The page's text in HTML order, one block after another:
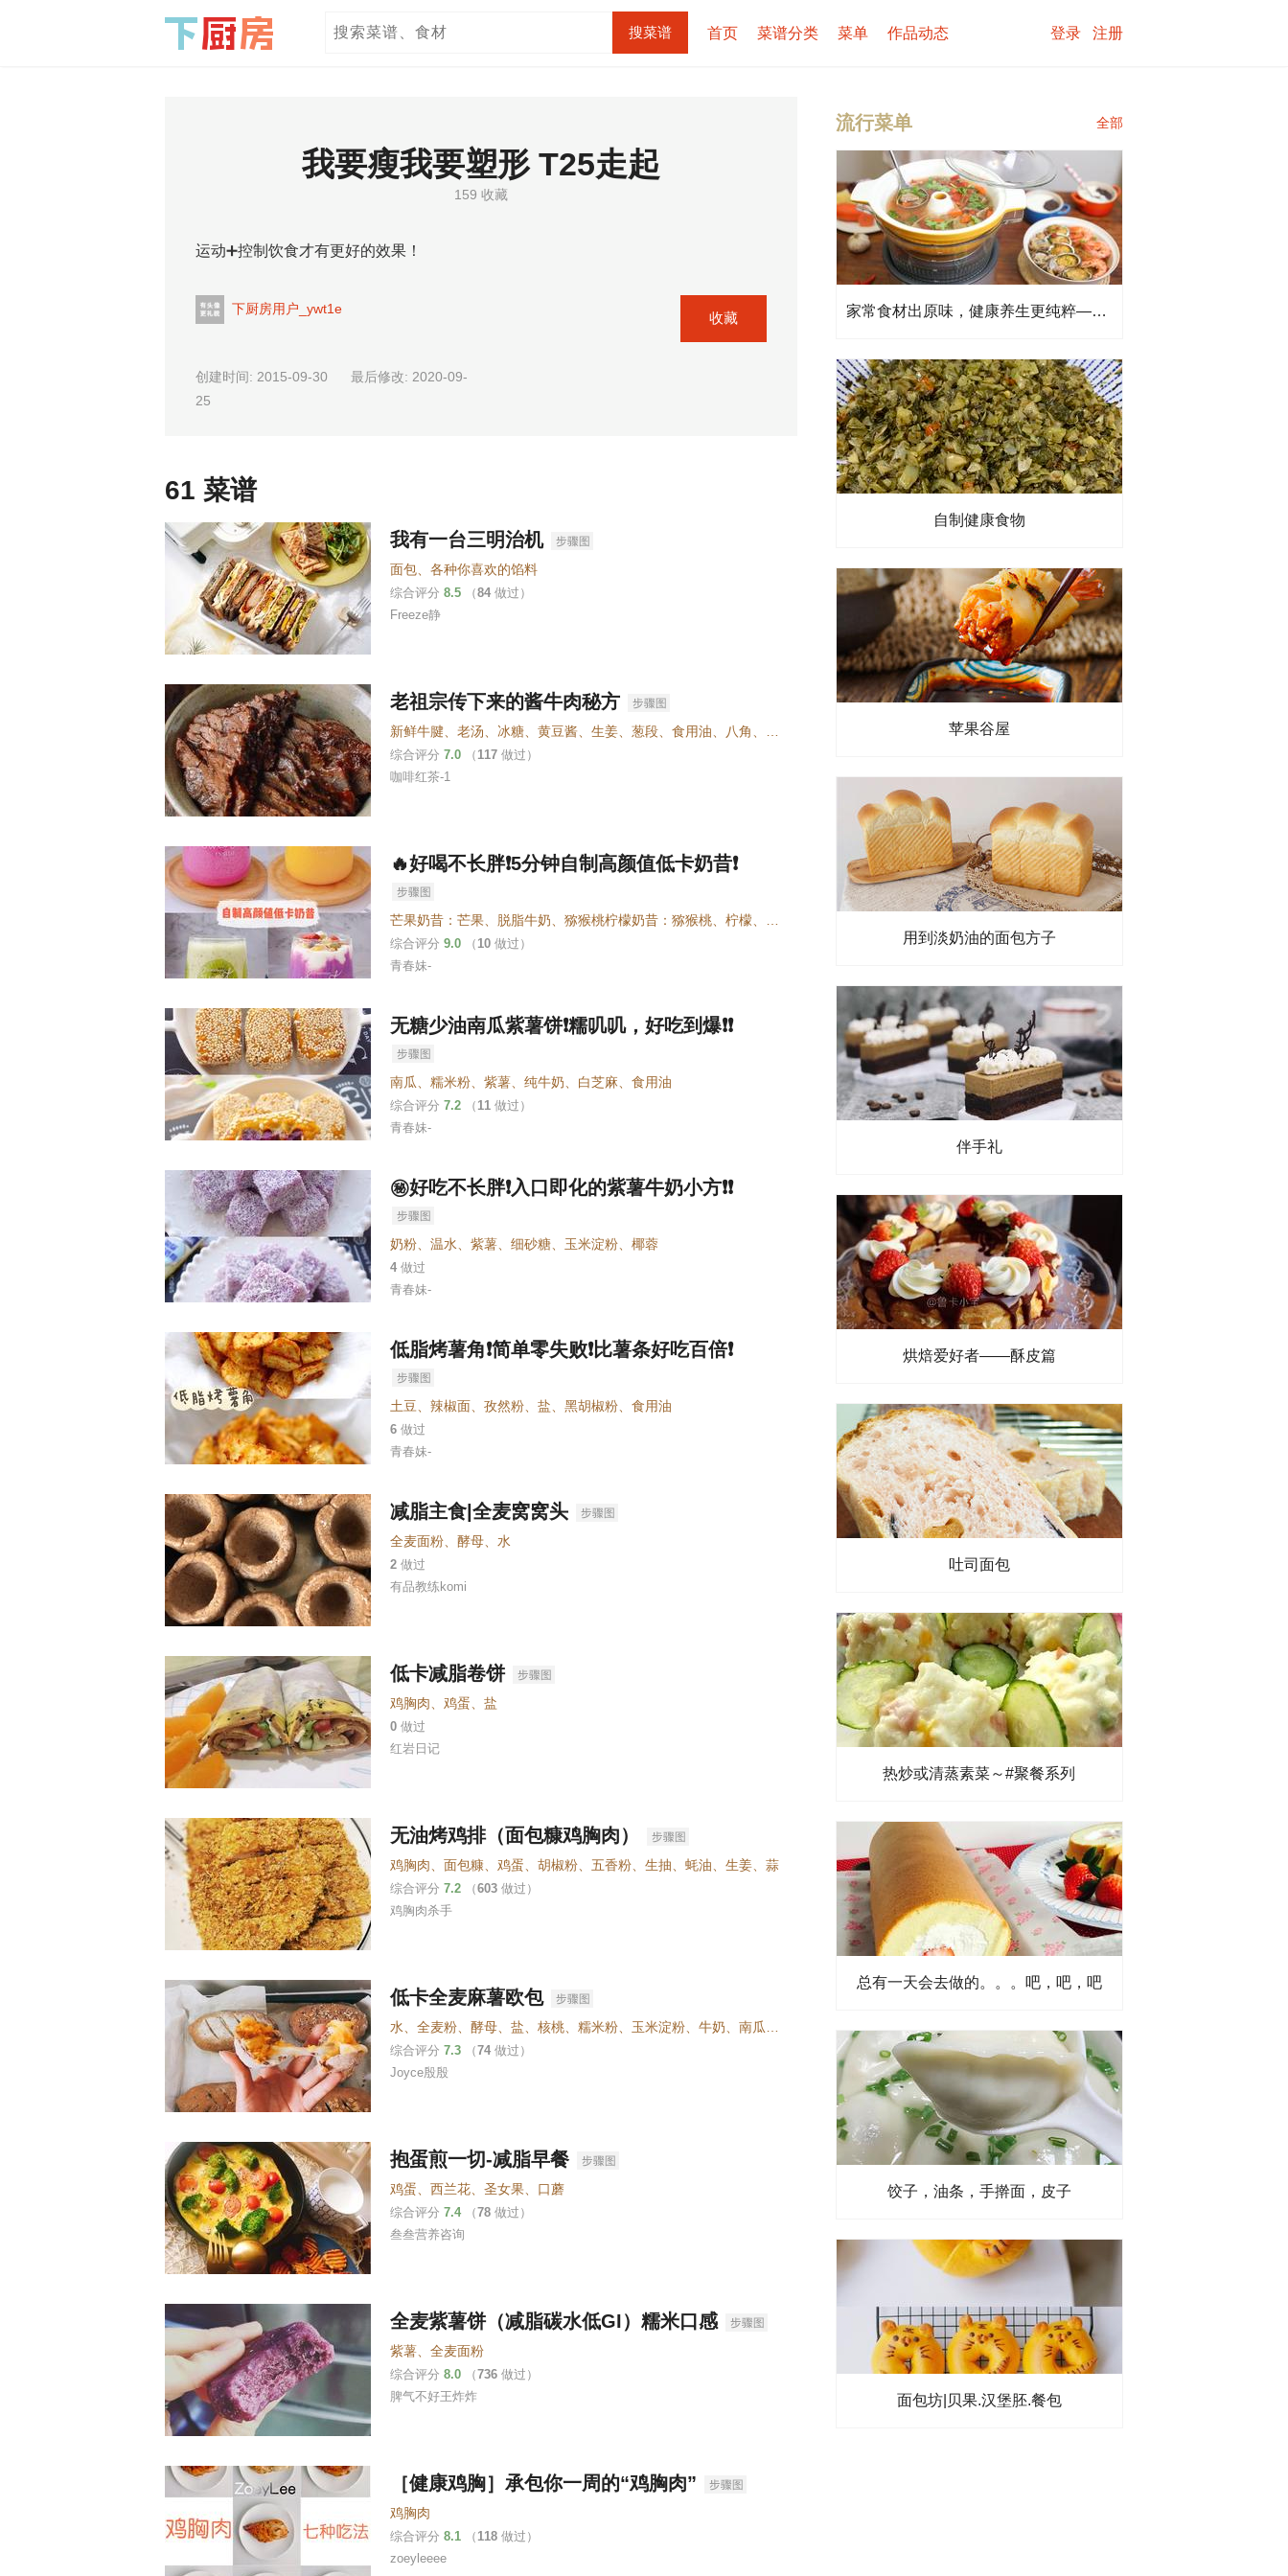
首页 菜谱分类 菜单 作品动态 登录 注册
我要瘦我要塑形 T25走起
159 收藏
运动➕控制饮食才有更好的效果！
下厨房用户_ywt1e
收藏
创建时间: 2015-09-30 最后修改: 2020-09-
25
61 菜谱
我有一台三明治机
面包、各种你喜欢的馅料
综合评分 8.5 （84 做过）
Freeze静
老祖宗传下来的酱牛肉秘方
综合评分 7.0 （ 117 做过）
咖啡红茶-1
🔥好喝不长胖❗️5分钟自制高颜值低卡奶昔❗️
综合评分 9.0 （ 10 做过）
青春妹-
无糖少油南瓜紫薯饼❗️糯叽叽，好吃到爆❗️❗️
南瓜、糯米粉、紫薯、纯牛奶、白芝麻、食用油
综合评分 7.2 （ 11 做过）
青春妹-
㊙️好吃不长胖❗️入口即化的紫薯牛奶小方❗️❗️
奶粉、温水、紫薯、细砂糖、玉米淀粉、椰蓉
4 做过
青春妹-
低脂烤薯角❗️简单零失败❗️比薯条好吃百倍❗️
土豆、辣椒面、孜然粉、盐、黑胡椒粉、食用油
6 做过
青春妹-
减脂主食|全麦窝窝头
全麦面粉、酵母、水
2 做过
有品教练komi
低卡减脂卷饼
鸡胸肉、鸡蛋、盐
0 做过
红岩日记
无油烤鸡排（面包糠鸡胸肉）
鸡胸肉、面包糠、鸡蛋、胡椒粉、五香粉、生抽、蚝油、生姜、蒜
综合评分 7.2 （603 做过）
鸡胸肉杀手
低卡全麦麻薯欧包
综合评分 7.3 （74 做过）
Joyce殷殷
抱蛋煎一切-减脂早餐
鸡蛋、西兰花、圣女果、口蘑
综合评分 7.4 （78 做过）
叁叁营养咨询
全麦紫薯饼（减脂碳水低GI）糯米口感
紫薯、全麦面粉
综合评分 8.0 （736 做过）
脾气不好王炸炸
［健康鸡胸］承包你一周的“鸡胸肉”
鸡胸肉
综合评分 8.1 （ 118 做过）
zoeyleeee
流行菜单 全部
家常食材出原味，健康养生更纯粹—东菱蒸汽锅用户测评食谱
自制健康食物
苹果谷屋
用到淡奶油的面包方子
伴手礼
烘焙爱好者——酥皮篇
吐司面包
热炒或清蒸素菜～#聚餐系列
总有一天会去做的。。。吧，吧，吧
饺子，油条，手擀面，皮子
面包坊|贝果.汉堡胚.餐包